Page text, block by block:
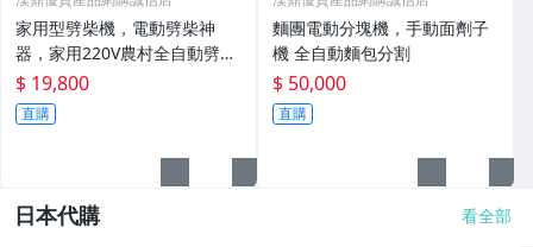
家用型劈柴機，電動劈柴神
器，家用220V農村全自動劈材
機
$ 19,800
直購
麵團電動分塊機，手動面劑子
機 全自動麵包分割
$ 50,000
直購
日本代購 看全部